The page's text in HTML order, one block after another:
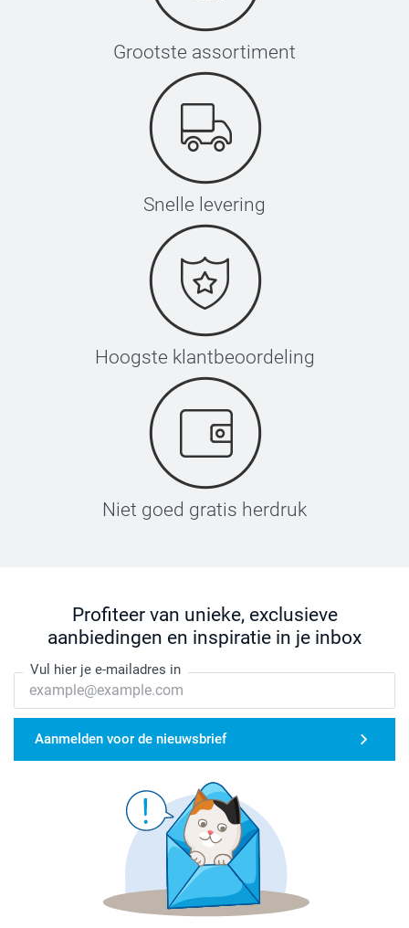
Grootste assortiment
Snelle levering
Hoogste klantbeoordeling
Niet goed gratis herdruk
Profiteer van unieke, exclusieve
aanbiedingen en inspiratie in je inbox
Vul hier je e-mailadres in
Aanmelden voor de nieuwsbrief